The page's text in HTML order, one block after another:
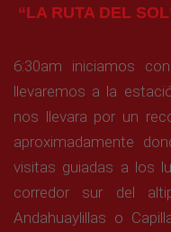
“LA RUTA DEL
6:30am iniciamos
llevaremos a la
nos llevara por un
aproximadamente
visitas guiadas a los
corredor sur del
Andahuaylillas o